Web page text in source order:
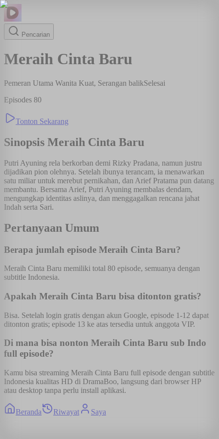
Pencarian
Meraih Cinta Baru
Pemeran Utama Wanita Kuat, Serangan balikSelesai
Episodes 80
Tonton Sekarang
Sinopsis Meraih Cinta Baru
Putri Ayuning rela berkorban demi Rizky Pradana, namun justru
dijadikan pion olehnya. Setelah ibunya terancam, ia menawarkan
satu miliar untuk merebut pernikahan, dan Arief Pratama pun datang
membantu. Bersama Arief, Putri Ayuning membalas dendam,
mengungkap identitas aslinya, dan menggagalkan rencana jahat
Indah serta Sari.
Pertanyaan Umum
Berapa jumlah episode Meraih Cinta Baru?
Meraih Cinta Baru memiliki total 80 episode, semuanya dengan
subtitle Indonesia.
Apakah Meraih Cinta Baru bisa ditonton gratis?
Bisa. Setelah login gratis dengan akun Google, episode 1-12 dapat
ditonton gratis; episode 13 ke atas tersedia untuk anggota VIP.
Di mana bisa nonton Meraih Cinta Baru sub Indo
full episode?
Kamu bisa streaming Meraih Cinta Baru full episode dengan subtitle
Indonesia kualitas HD di DramaBoo, langsung dari browser HP
atau desktop tanpa perlu install aplikasi.
Beranda Riwayat Saya